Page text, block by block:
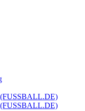
(FUSSBALL.DE)
(FUSSBALL.DE)